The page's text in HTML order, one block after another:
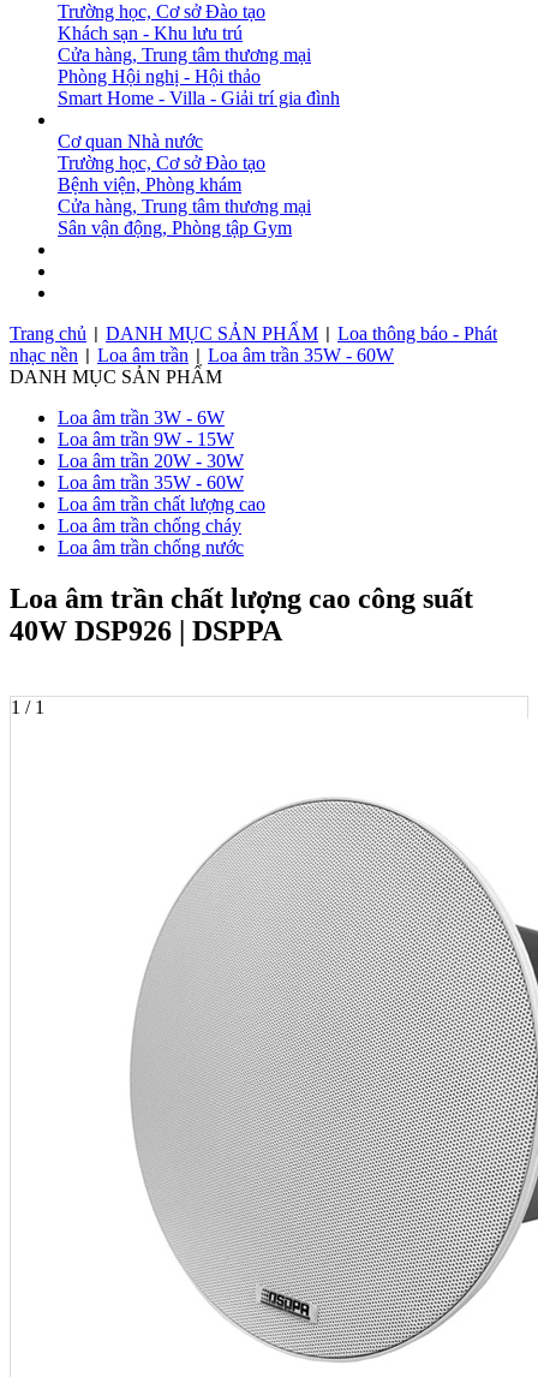
Trường học, Cơ sở Đào tạo
Khách sạn - Khu lưu trú
Cửa hàng, Trung tâm thương mại
Phòng Hội nghị - Hội thảo
Smart Home - Villa - Giải trí gia đình
Cơ quan Nhà nước
Trường học, Cơ sở Đào tạo
Bệnh viện, Phòng khám
Cửa hàng, Trung tâm thương mại
Sân vận động, Phòng tập Gym
Trang chủ
DANH MỤC SẢN PHẨM
Loa thông báo - Phát
nhạc nền
Loa âm trần
Loa âm trần 35W - 60W
DANH MỤC SẢN PHẨM
Loa âm trần 3W - 6W
Loa âm trần 9W - 15W
Loa âm trần 20W - 30W
Loa âm trần 35W - 60W
Loa âm trần chất lượng cao
Loa âm trần chống cháy
Loa âm trần chống nước
Loa âm trần chất lượng cao công suất
40W DSP926 | DSPPA
1 / 1